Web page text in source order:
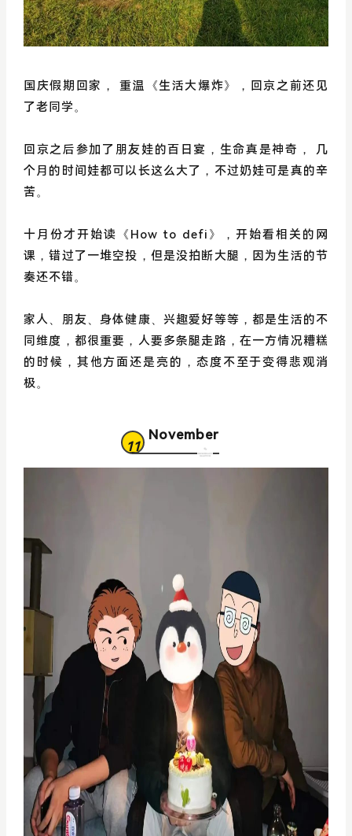
国庆假期回家， 重温《生活大爆炸》，回京之前还见
了老同学。
回京之后参加了朋友娃的百日宴，生命真是神奇， 几
个月的时间娃都可以长这么大了，不过奶娃可是真的辛
苦。
十月份才开始读《How to defi》，开始看相关的网
课，错过了一堆空投，但是没拍断大腿，因为生活的节
奏还不错。
家人、朋友、身体健康、兴趣爱好等等，都是生活的不
同维度，都很重要，人要多条腿走路，在一方情况糟糕
的时候，其他方面还是亮的，态度不至于变得悲观消
极。
November
11